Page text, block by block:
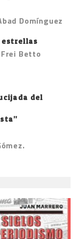
Domínguez
estrellas
Frei Betto
del